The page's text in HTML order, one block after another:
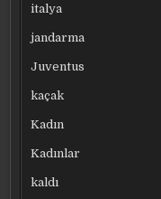
italya
jandarma
Juventus
kaçak
Kadın
Kadınlar
kaldı